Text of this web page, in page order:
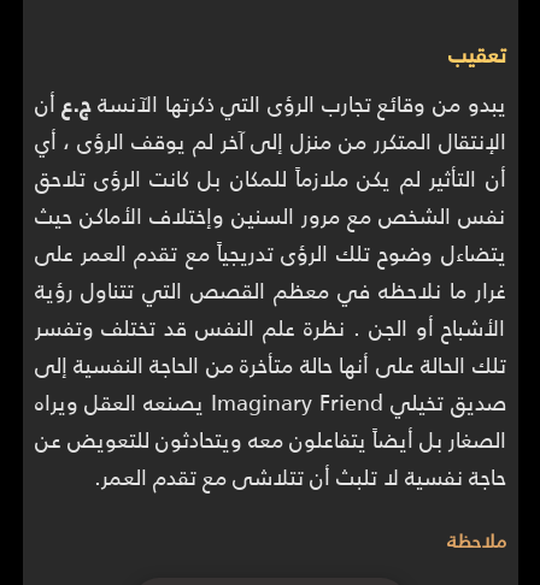
تعقيب
يبدو من وقائع تجارب الرؤى التي ذكرتها الآنسةج.عأن
الإنتقال المتكرر من منزل إلى آخر لم يوقف الرؤى ، أي
أن التأثير لم يكن ملازماً للمكان بل كانت الرؤى تلاحق
نفس الشخص مع مرور السنين وإختلاف الأماكن حيث
يتضاءل وضوح تلك الرؤى تدريجياً مع تقدم العمر على
غرار ما نلاحظه في معظم القصص التي تتناول رؤية
الأشباح أو الجن . نظرة علم النفس قد تختلف وتفسر
تلك الحالة على أنها حالة متأخرة من الحاجة النفسية إلى
صديق تخيلي Imaginary Friend يصنعه العقل ويراه
الصغار بل أيضاً يتفاعلون معه ويتحادثون للتعويض عن
حاجة نفسية لا تلبث أن تتلاشى مع تقدم العمر.
ملاحظة